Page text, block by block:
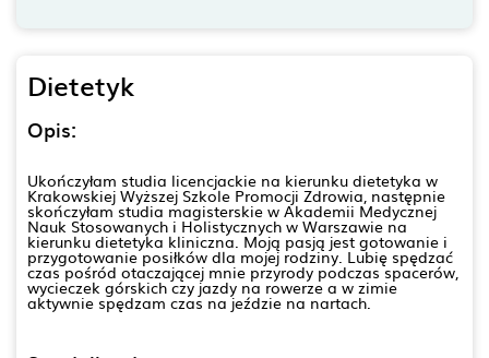
Dietetyk
Opis:
Ukończyłam studia licencjackie na kierunku dietetyka w
Krakowskiej Wyższej Szkole Promocji Zdrowia, następnie
skończyłam studia magisterskie w Akademii Medycznej
Nauk Stosowanych i Holistycznych w Warszawie na
kierunku dietetyka kliniczna. Moją pasją jest gotowanie i
przygotowanie posiłków dla mojej rodziny. Lubię spędzać
czas pośród otaczającej mnie przyrody podczas spacerów,
wycieczek górskich czy jazdy na rowerze a w zimie
aktywnie spędzam czas na jeździe na nartach.